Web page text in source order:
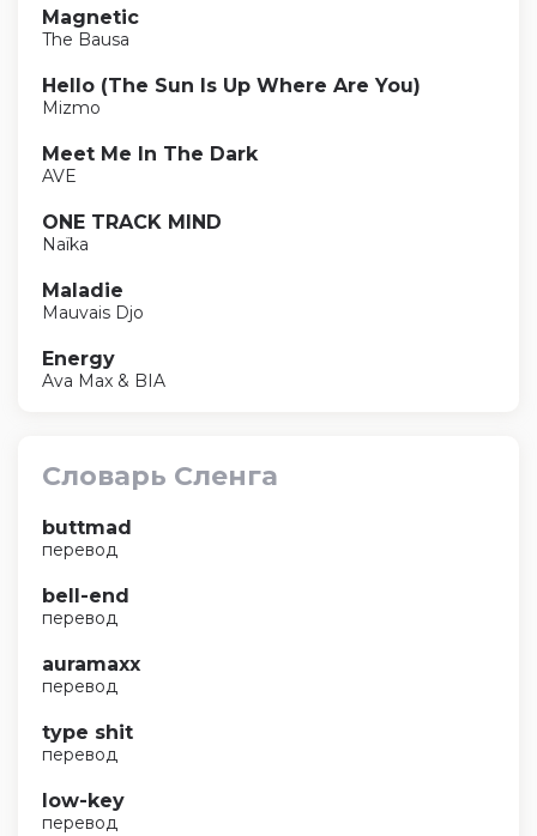
Magnetic
The Bausa
Hello (The Sun Is Up Where Are You)
Mizmo
Meet Me In The Dark
AVE
ONE TRACK MIND
Naïka
Maladie
Mauvais Djo
Energy
Ava Max & BIA
Словарь Сленга
buttmad
перевод
bell-end
перевод
auramaxx
перевод
type shit
перевод
low-key
перевод